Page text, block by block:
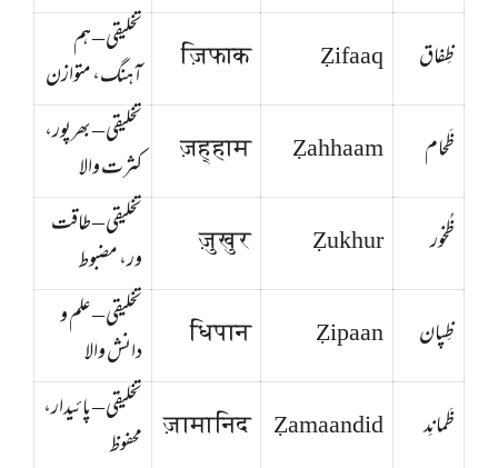
ظِفاق
Ẓifaaq
ज़िफाक
تخلیقی – ہم
آہنگ، متوازن
ظَحام
Ẓahhaam
ज़ह्हाम
تخلیقی – بھرپور،
کثرت والا
ظُخور
Ẓukhur
ज़ुखुर
تخلیقی – طاقت
ور، مضبوط
ظِپان
Ẓipaan
धिपान
تخلیقی – علم و
دانش والا
ظَمانِد
Ẓamaandid
ज़ामानिद
تخلیقی – پائیدار،
محفوظ